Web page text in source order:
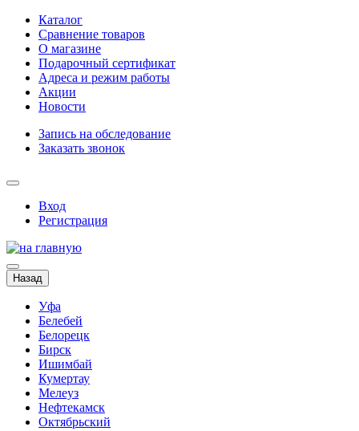
Каталог
Сравнение товаров
О магазине
Подарочный сертификат
Адреса и режим работы
Акции
Новости
Запись на обследование
Заказать звонок
Вход
Регистрация
Назад
Уфа
Белебей
Белорецк
Бирск
Ишимбай
Кумертау
Мелеуз
Нефтекамск
Октябрьский